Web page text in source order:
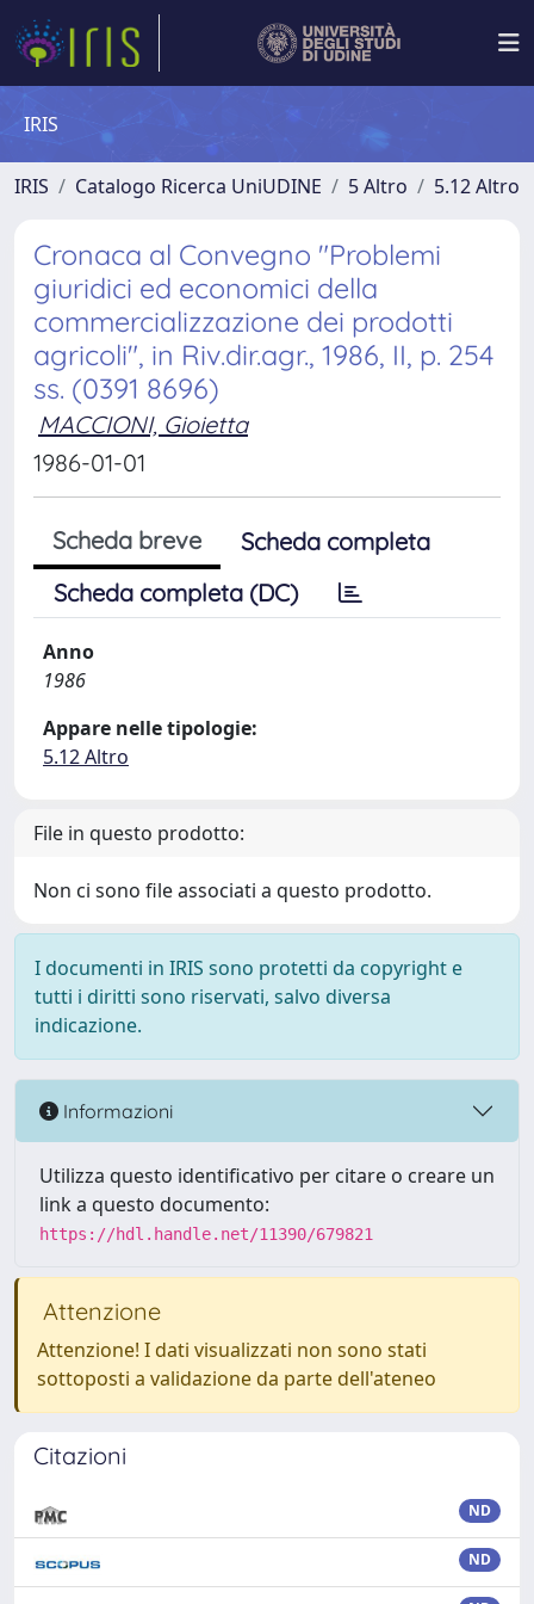
IRIS
IRIS Catalogo Ricerca UniUDINE 5 Altro 5.12 Altro
Cronaca al Convegno "Problemi
giuridici ed economici della
commercializzazione dei prodotti
agricoli", in Riv.dir.agr., 1986, II, p. 254
ss. (0391 8696)
MACCIONI, Gioietta
1986-01-01
Scheda breve
Scheda completa
Scheda completa (DC)
Anno
1986
Appare nelle tipologie:
5.12 Altro
File in questo prodotto:
Non ci sono file associati a questo prodotto.
I documenti in IRIS sono protetti da copyright e
tutti i diritti sono riservati, salvo diversa
indicazione.
Informazioni
Utilizza questo identificativo per citare o creare un
link a questo documento:
https://hdl.handle.net/11390/679821
Attenzione
Attenzione! I dati visualizzati non sono stati
sottoposti a validazione da parte dell'ateneo
Citazioni
ND
ND